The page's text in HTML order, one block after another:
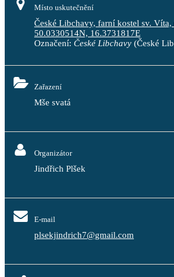
Místo uskutečnění
České Libchavy, farní kostel sv. Víta,
50.0330514N, 16.3731817E
Označení: České Libchavy (České
Zařazení
Mše svatá
Organizátor
Jindřich Plšek
E-mail
plsekjindrich7@gmail.com